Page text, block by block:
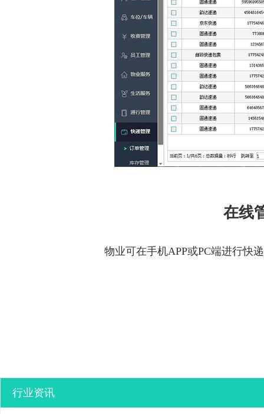
在线
物业可在手机APP或PC端进行快
行业资讯